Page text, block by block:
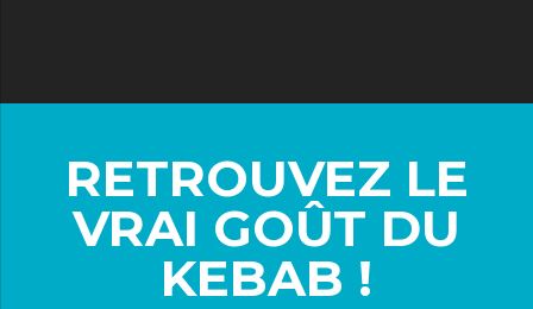
RETROUVEZ LE
VRAI GOÛT DU
KEBAB !